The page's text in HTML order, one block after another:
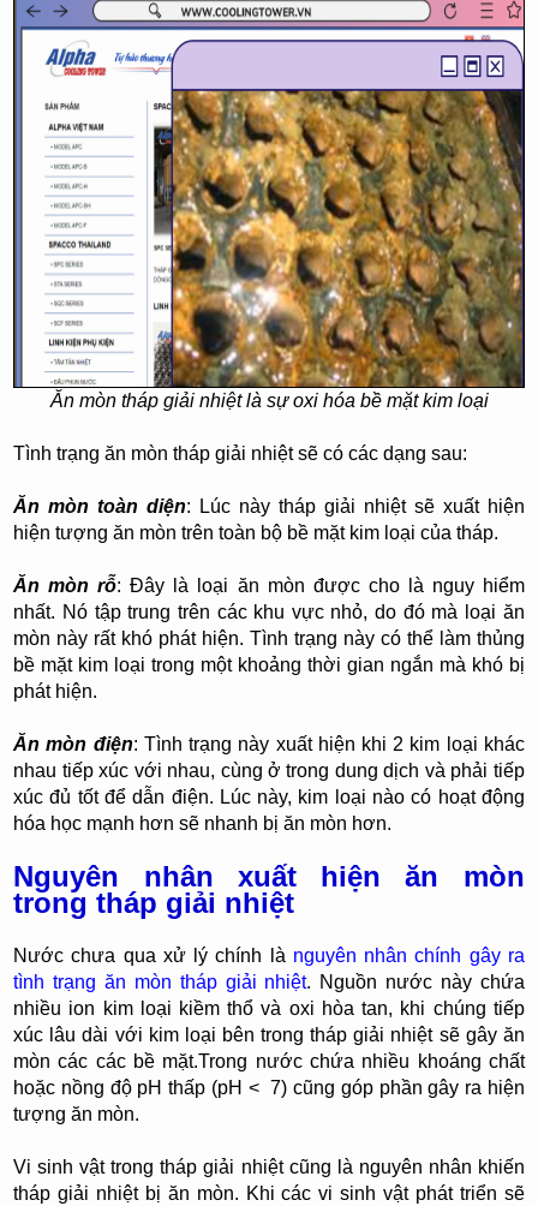
Ăn mòn tháp giải nhiệt là sự oxi hóa bề mặt kim loại
Tình trạng ăn mòn tháp giải nhiệt sẽ có các dạng sau:
Ăn mòn toàn diện: Lúc này tháp giải nhiệt sẽ xuất hiện
hiện tượng ăn mòn trên toàn bộ bề mặt kim loại của tháp.
Ăn mòn rỗ: Đây là loại ăn mòn được cho là nguy hiểm
nhất. Nó tập trung trên các khu vực nhỏ, do đó mà loại ăn
mòn này rất khó phát hiện. Tình trạng này có thể làm thủng
bề mặt kim loại trong một khoảng thời gian ngắn mà khó bị
phát hiện.
Ăn mòn điện: Tình trạng này xuất hiện khi 2 kim loại khác
nhau tiếp xúc với nhau, cùng ở trong dung dịch và phải tiếp
xúc đủ tốt để dẫn điện. Lúc này, kim loại nào có hoạt động
hóa học mạnh hơn sẽ nhanh bị ăn mòn hơn.
Nguyên nhân xuất hiện ăn mòn
trong tháp giải nhiệt
Nước chưa qua xử lý chính là nguyên nhân chính gây ra
tình trạng ăn mòn tháp giải nhiệt. Nguồn nước này chứa
nhiều ion kim loại kiềm thổ và oxi hòa tan, khi chúng tiếp
xúc lâu dài với kim loại bên trong tháp giải nhiệt sẽ gây ăn
mòn các các bề mặt.Trong nước chứa nhiều khoáng chất
hoặc nồng độ pH thấp (pH < 7) cũng góp phần gây ra hiện
tượng ăn mòn.
Vi sinh vật trong tháp giải nhiệt cũng là nguyên nhân khiến
tháp giải nhiệt bị ăn mòn. Khi các vi sinh vật phát triển sẽ